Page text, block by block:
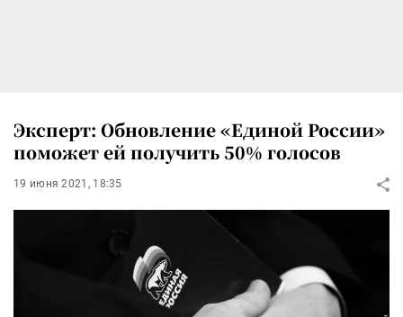
Эксперт: Обновление «Единой России»
поможет ей получить 50% голосов
19 июня 2021, 18:35